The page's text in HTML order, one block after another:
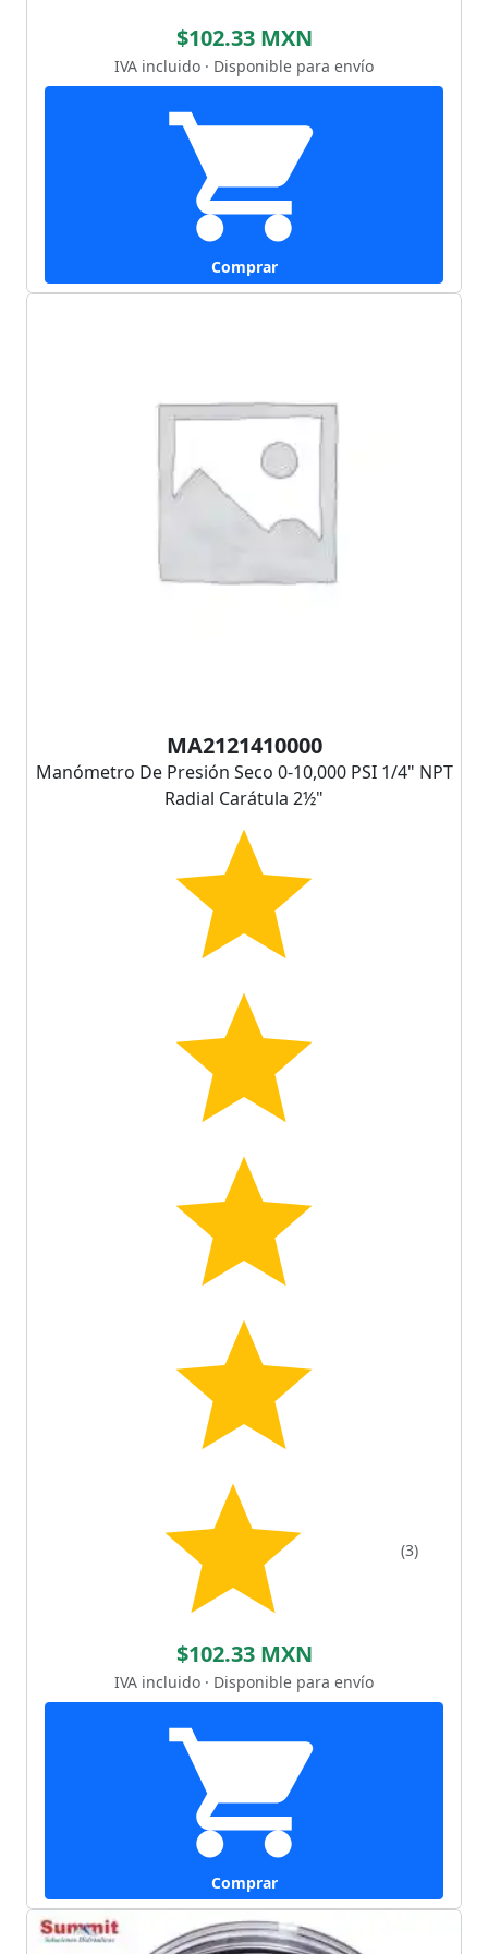
$102.33 MXN
IVA incluido · Disponible para envío
Comprar
MA2121410000
Manómetro De Presión Seco 0-10,000 PSI 1/4" NPT
Radial Carátula 2½"
(3)
$102.33 MXN
IVA incluido · Disponible para envío
Comprar